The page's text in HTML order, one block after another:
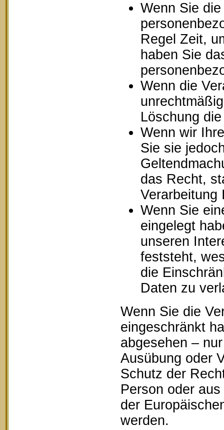
Wenn Sie
Regel Zeit,
haben Sie
Wenn die
Löschung
Wenn wir
Sie sie
das Recht,
Verarbeitung
Wenn Sie
eingelegt
unseren
feststeht,
die
Daten zu
Wenn Sie die
eingeschränkt
abgesehen –
Ausübung oder
Schutz der
Person oder
der
werden.